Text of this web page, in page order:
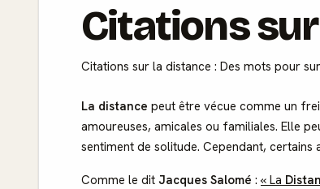
Citations
Citations sur la distance : Des mots pour
La distance peut être vécue comme un
amoureuses, amicales ou familiales. Elle
sentiment de solitude. Cependant, certains
Comme le dit Jacques Salomé : « La